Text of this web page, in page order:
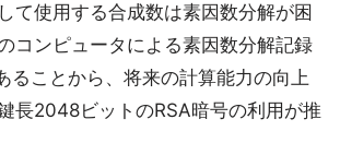
て使用する合成数は素因数分解が困
コンピュータによる素因数分解記録
ることから、将来の計算能力の向上
長2048ビットのRSA暗号の利用が推